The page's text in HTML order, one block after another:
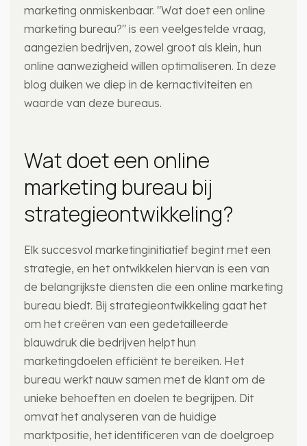
marketing onmiskenbaar. "Wat doet een online
marketing bureau?" is een veelgestelde vraag,
aangezien bedrijven, zowel groot als klein, hun
online aanwezigheid willen optimaliseren. In deze
blog duiken we diep in de kernactiviteiten en
waarde van deze bureaus.
Wat doet een online
marketing bureau bij
strategieontwikkeling?
Elk succesvol marketinginitiatief begint met een
strategie, en het ontwikkelen hiervan is een van
de belangrijkste diensten die een online marketing
bureau biedt. Bij strategieontwikkeling gaat het
om het creëren van een gedetailleerde
blauwdruk die bedrijven helpt hun
marketingdoelen efficiënt te bereiken. Het
bureau werkt nauw samen met de klant om de
unieke behoeften en doelen te begrijpen. Dit
omvat het analyseren van de huidige
marktpositie, het identificeren van de doelgroep